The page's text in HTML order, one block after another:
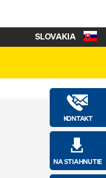
KONTAKT
NA STIAHNUTIE
SLOVAKIA